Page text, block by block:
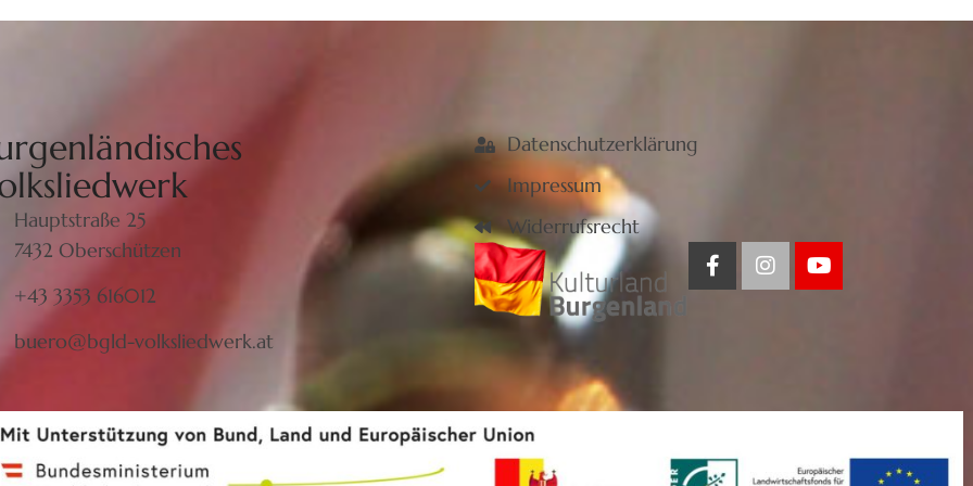
Hauptstraße 25
7432 Oberschützen
+43 3353 616012
buero@bgld-volksliedwerk.at
Datenschutzerklärung
Impressum
Widerrufsrecht